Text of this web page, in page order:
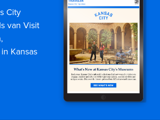
City
van Visit
Kansas